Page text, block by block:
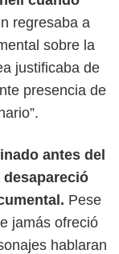
regresaba a
sobre la
justificaba de
presencia de
antes del
Pese
jamás ofreció
hablaran